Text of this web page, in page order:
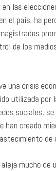
las
el país, ha
de los
una crisis
utilizada por
sociales,
han creado
de
mucho de